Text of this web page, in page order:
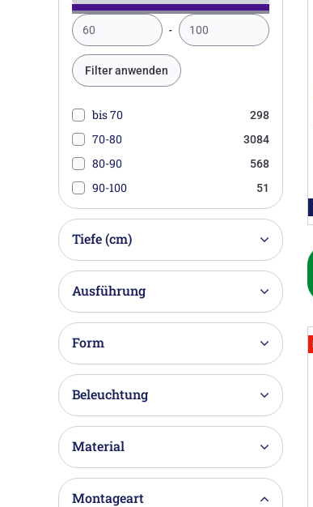
130-140 205
140-150 251
150-160
160-170
180-190
190-200
200-210
Filter anwenden
bis 70 298
70-80 3084
80-90 568
90-100 51
Tiefe (cm)
Ausführung
Form
Beleuchtung
Material
Montageart